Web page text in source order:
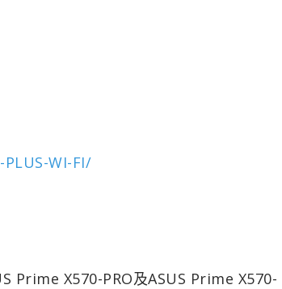
WI-FI/
Prime X570-PRO及ASUS Prime X570-